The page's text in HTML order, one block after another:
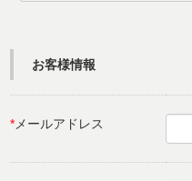
お客様情報
* メールアドレス